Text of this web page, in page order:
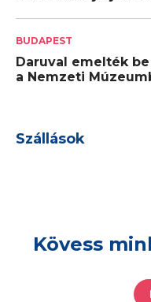
BUDAPEST
Daruval emelték
a Nemzeti
Szállások
Kövess